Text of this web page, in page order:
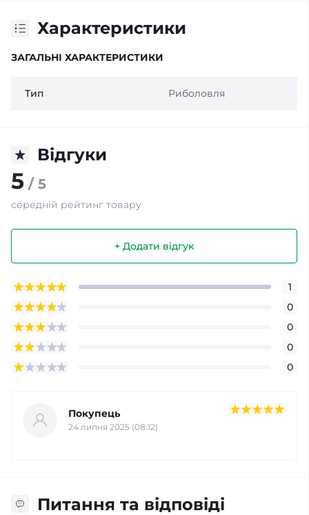
Характеристики
ЗАГАЛЬНІ ХАРАКТЕРИСТИКИ
Тип Риболовля
Відгуки
5 / 5
середній рейтинг товару
+ Додати відгук
1
0
0
0
0
Покупець
24 липня 2025 (08:12)
Питання та відповіді